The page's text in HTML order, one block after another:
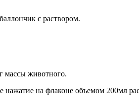
с раствором.
массы животного.
на флаконе объемом 200мл